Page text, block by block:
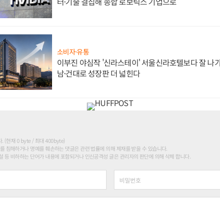
소비자·유통
이부진 야심작 '신라스테이' 서울신라호텔보다 잘 나
남·건대로 성장판 더 넓힌다
. (현재 0 byte / 최대 400byte)
침해하거나 명예를 훼손하는 댓글은 관련 법률에 의해 제재를 받을 수 있습니다.
등 비하하는 단어가 내용에 포함되거나 인신공격성 글은 관리자의 판단에 의해 삭제 합니다.